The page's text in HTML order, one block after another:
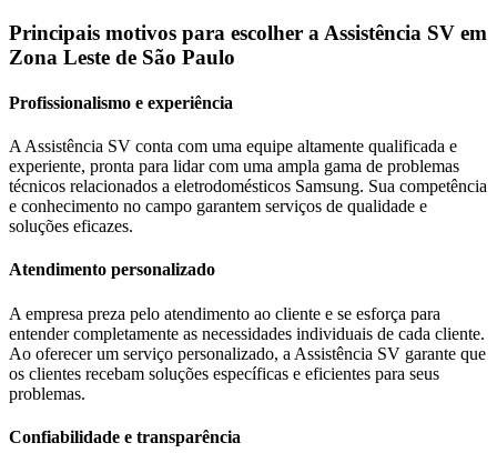
Principais motivos para escolher a Assistência SV em
Zona Leste de São Paulo
Profissionalismo e experiência
A Assistência SV conta com uma equipe altamente qualificada e
experiente, pronta para lidar com uma ampla gama de problemas
técnicos relacionados a eletrodomésticos Samsung. Sua competência
e conhecimento no campo garantem serviços de qualidade e
soluções eficazes.
Atendimento personalizado
A empresa preza pelo atendimento ao cliente e se esforça para
entender completamente as necessidades individuais de cada cliente.
Ao oferecer um serviço personalizado, a Assistência SV garante que
os clientes recebam soluções específicas e eficientes para seus
problemas.
Confiabilidade e transparência